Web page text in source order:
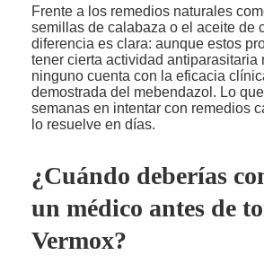
Frente a los remedios naturales
semillas de calabaza o el aceite de
diferencia es clara: aunque estos
tener cierta actividad antiparasitaria
ninguno cuenta con la eficacia
demostrada del mebendazol. Lo
semanas en intentar con remedios
lo resuelve en días.
¿Cuándo deberías
un médico antes de
Vermox?